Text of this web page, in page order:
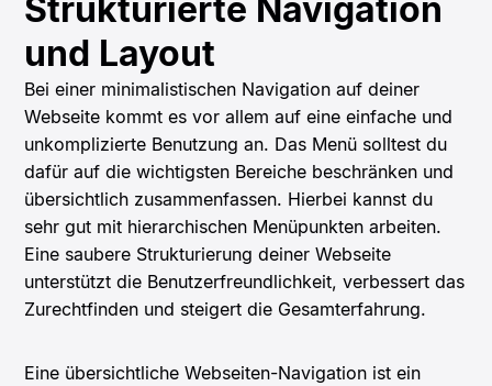
Strukturierte Navigation
und Layout
Bei einer minimalistischen Navigation auf deiner
Webseite kommt es vor allem auf eine einfache und
unkomplizierte Benutzung an. Das Menü solltest du
dafür auf die wichtigsten Bereiche beschränken und
übersichtlich zusammenfassen. Hierbei kannst du
sehr gut mit hierarchischen Menüpunkten arbeiten.
Eine saubere Strukturierung deiner Webseite
unterstützt die Benutzerfreundlichkeit, verbessert das
Zurechtfinden und steigert die Gesamterfahrung.
Eine übersichtliche Webseiten-Navigation ist ein